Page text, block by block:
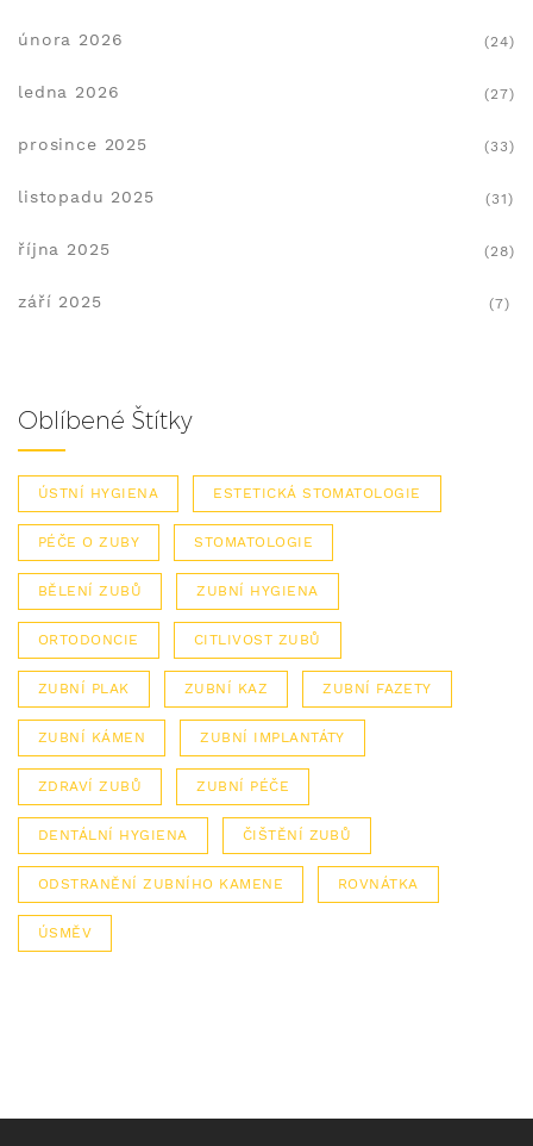
února 2026 (24)
ledna 2026 (27)
prosince 2025 (33)
listopadu 2025 (31)
října 2025 (28)
září 2025 (7)
Oblíbené Štítky
ÚSTNÍ HYGIENA ESTETICKÁ STOMATOLOGIE
PÉČE O ZUBY STOMATOLOGIE
BĚLENÍ ZUBŮ ZUBNÍ HYGIENA
ORTODONCIE CITLIVOST ZUBŮ
ZUBNÍ PLAK ZUBNÍ KAZ ZUBNÍ FAZETY
ZUBNÍ KÁMEN ZUBNÍ IMPLANTÁTY
ZDRAVÍ ZUBŮ ZUBNÍ PÉČE
DENTÁLNÍ HYGIENA ČIŠTĚNÍ ZUBŮ
ODSTRANĚNÍ ZUBNÍHO KAMENE ROVNÁTKA
ÚSMĚV